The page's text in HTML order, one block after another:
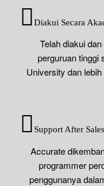
Diakui Secara
Telah diakui
perguruan tinggi
University dan
Support After Sales
Accurate
programmer
penggunanya